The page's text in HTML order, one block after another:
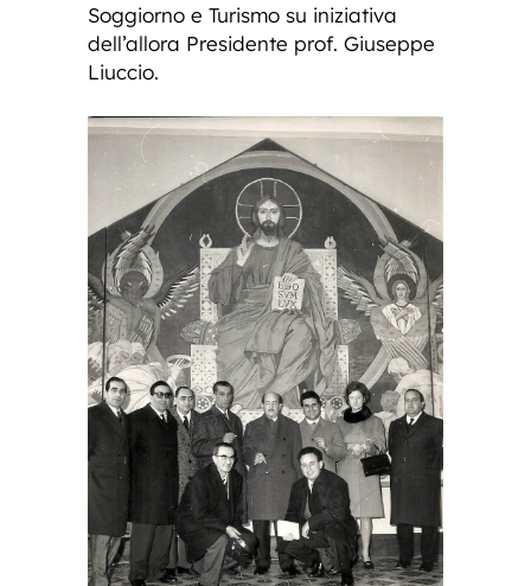
Soggiorno e Turismo su iniziativa
dell’allora Presidente prof. Giuseppe
Liuccio.